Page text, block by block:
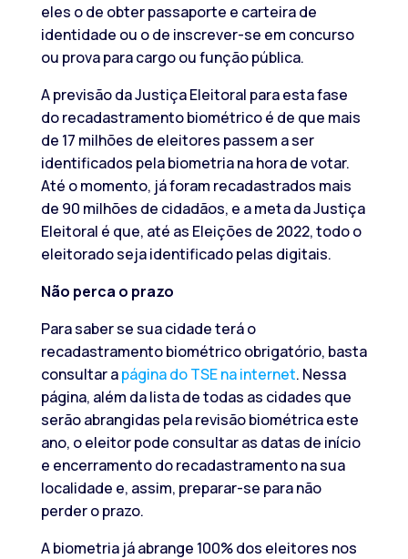
eles o de obter passaporte e carteira de
identidade ou o de inscrever-se em concurso
ou prova para cargo ou função pública.
A previsão da Justiça Eleitoral para esta fase
do recadastramento biométrico é de que mais
de 17 milhões de eleitores passem a ser
identificados pela biometria na hora de votar.
Até o momento, já foram recadastrados mais
de 90 milhões de cidadãos, e a meta da Justiça
Eleitoral é que, até as Eleições de 2022, todo o
eleitorado seja identificado pelas digitais.
Não perca o prazo
Para saber se sua cidade terá o
recadastramento biométrico obrigatório, basta
consultar apágina do TSE na internet. Nessa
página, além da lista de todas as cidades que
serão abrangidas pela revisão biométrica este
ano, o eleitor pode consultar as datas de início
e encerramento do recadastramento na sua
localidade e, assim, preparar-se para não
perder o prazo.
A biometria já abrange 100% dos eleitores nos